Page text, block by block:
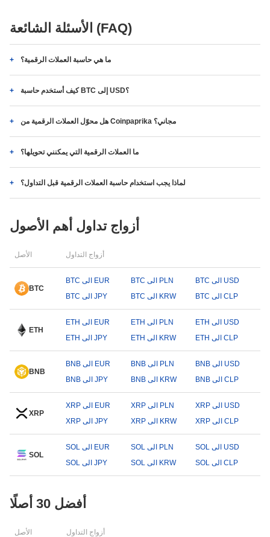
الأسئلة الشائعة (FAQ)
ما هي حاسبة العملات الرقمية؟
كيف أستخدم حاسبة BTC إلى USD؟
هل محوّل العملات الرقمية من Coinpaprika مجاني؟
ما العملات الرقمية التي يمكنني تحويلها؟
لماذا يجب استخدام حاسبة العملات الرقمية قبل التداول؟
أزواج تداول أهم الأصول
الأصل أزواج التداول
BTC
BTC الى EUR BTC الى PLN
BTC الى USD
BTC الى JPY
BTC الى KRW BTC الى CLP
ETH
ETH الى EUR ETH الى PLN
ETH الى USD
ETH الى JPY
ETH الى KRW ETH الى CLP
BNB
BNB الى EUR BNB الى PLN
BNB الى USD
BNB الى JPY
BNB الى KRW BNB الى CLP
XRP
XRP الى EUR XRP الى PLN
XRP الى USD
XRP الى JPY
XRP الى KRW XRP الى CLP
SOL
SOL الى EUR SOL الى PLN
SOL الى USD
SOL الى JPY
SOL الى KRW SOL الى CLP
أفضل 30 أصلًا
الأصل أزواج التداول